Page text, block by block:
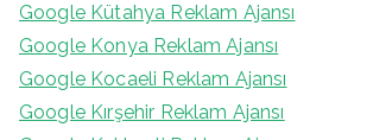
Google Kütahya Reklam Ajansı
Google Konya Reklam Ajansı
Google Kocaeli Reklam Ajansı
Google Kırşehir Reklam Ajansı